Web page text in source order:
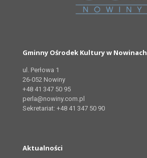
Gminny Ośrodek Kultury w Nowinach
ul. Perłowa 1
26-052 Nowiny
+48 41 347 50 95
perla@nowiny.com.pl
Sekretariat: +48 41 347 50 90
Aktualności